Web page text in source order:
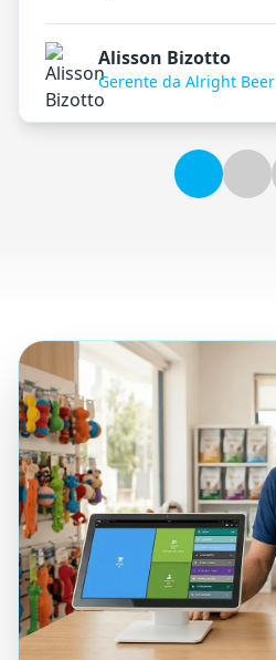
Alisson Bizotto
Gerente da Alright Beer